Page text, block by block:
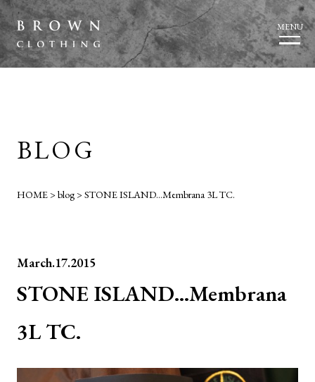
MENU
BLOG
HOME>blog>STONE ISLAND…Membrana 3L TC.
March.17.2015
STONE ISLAND…Membrana
3L TC.